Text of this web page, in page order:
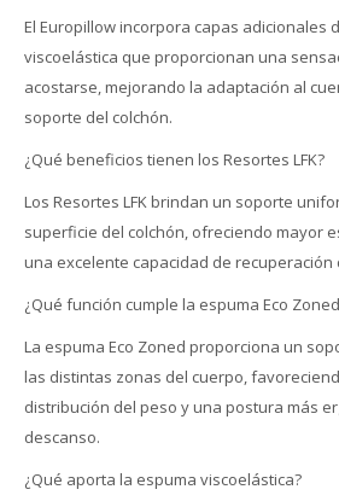
El Europillow incorpora capas adicionales
viscoelástica que proporcionan una
acostarse, mejorando la adaptación al
soporte del colchón.
¿Qué beneficios tienen los Resortes LFK?
Los Resortes LFK brindan un soporte
superficie del colchón, ofreciendo mayor
una excelente capacidad de recuperación
¿Qué función cumple la espuma Eco
La espuma Eco Zoned proporciona un
las distintas zonas del cuerpo,
distribución del peso y una postura más
descanso.
¿Qué aporta la espuma viscoelástica?